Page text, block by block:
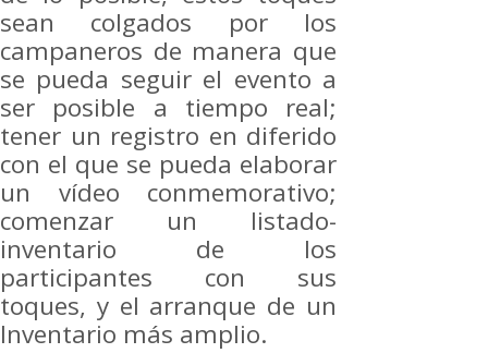
sean colgados por los
campaneros de manera que
se pueda seguir el evento a
ser posible a tiempo real;
tener un registro en diferido
con el que se pueda elaborar
un vídeo conmemorativo;
comenzar un listado-
inventario de los
participantes con sus
toques, y el arranque de un
Inventario más amplio.